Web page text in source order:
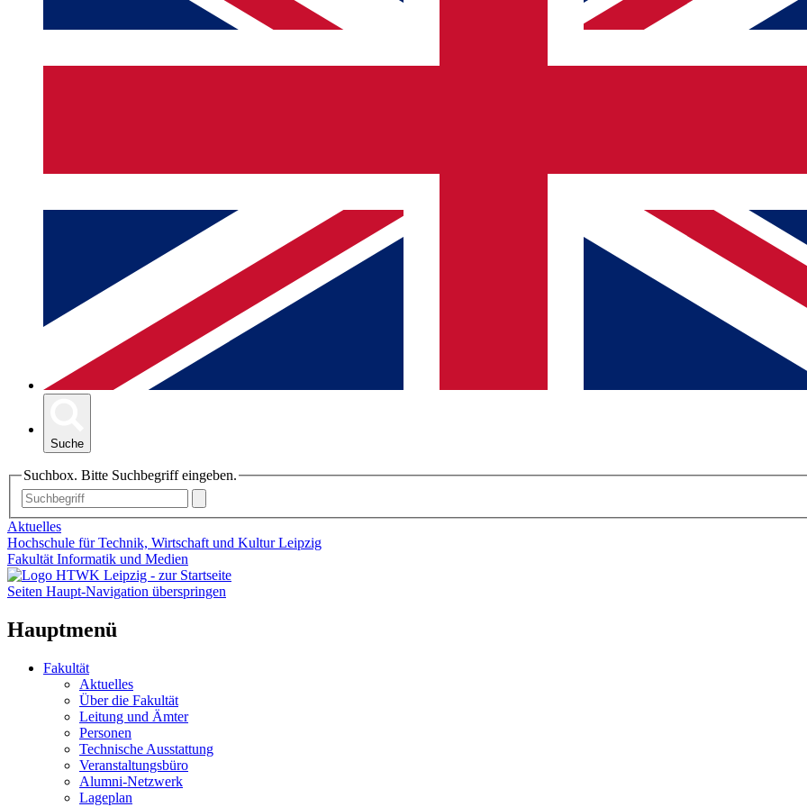
Suche
Suchbox. Bitte Suchbegriff eingeben.
Aktuelles
Hochschule für Technik, Wirtschaft und Kultur Leipzig
Fakultät Informatik und Medien
Seiten Haupt-Navigation überspringen
Hauptmenü
Fakultät
Aktuelles
Über die Fakultät
Leitung und Ämter
Personen
Technische Ausstattung
Veranstaltungsbüro
Alumni-Netzwerk
Lageplan